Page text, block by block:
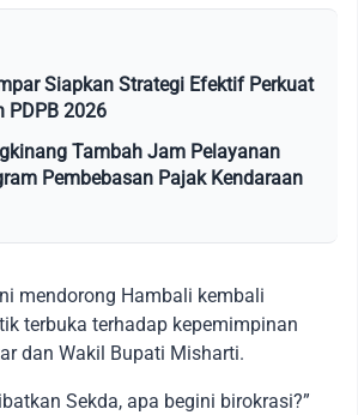
Siapkan Strategi Efektif Perkuat
PDPB 2026
Tambah Jam Pelayanan
Pembebasan Pajak Kendaraan
mendorong Hambali kembali
terbuka terhadap kepemimpinan
dan Wakil Bupati Misharti.
Sekda, apa begini birokrasi?”